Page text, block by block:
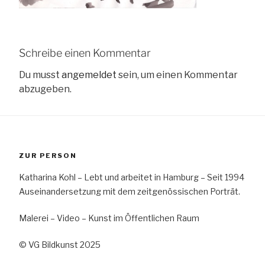
Schreibe einen Kommentar
Du musst angemeldet sein, um einen Kommentar
abzugeben.
ZUR PERSON
Katharina Kohl – Lebt und arbeitet in Hamburg – Seit 1994
Auseinandersetzung mit dem zeitgenössischen Porträt.
Malerei – Video – Kunst im Öffentlichen Raum
© VG Bildkunst 2025